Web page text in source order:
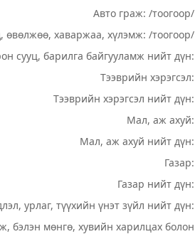
Авто граж: /тоогоор/
өвөлжөө, хаваржаа, хүлэмж: /тоогоор/
сууц, барилга байгууламж нийт дүн:
Тээврийн хэрэгсэл:
Тээврийн хэрэгсэл нийт дүн:
Мал, аж ахуй:
Мал, аж ахуй нийт дүн:
Газар:
Газар нийт дүн:
урлаг, түүхийн үнэт зүйл нийт дүн:
бэлэн мөнгө, хувийн харилцах болон